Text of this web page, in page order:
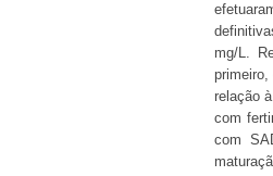
mg/L.
relação
com
com